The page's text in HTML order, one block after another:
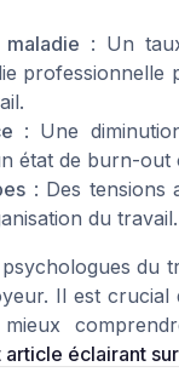
: Un
professionnelle
: Une
état de burn-
: Des tensions
du travail.
du
Il est
article éclairant